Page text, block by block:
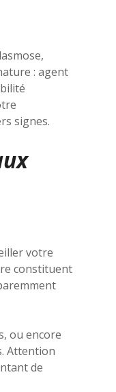
: agent
signes.
votre
constituent
ou encore
Attention
de